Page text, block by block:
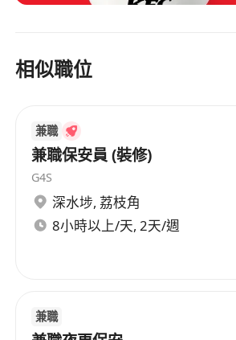
相似職位
兼職
兼職保安員 (裝修)
G4S
深水埗, 荔枝角
8小時以上/天, 2天/週
兼職